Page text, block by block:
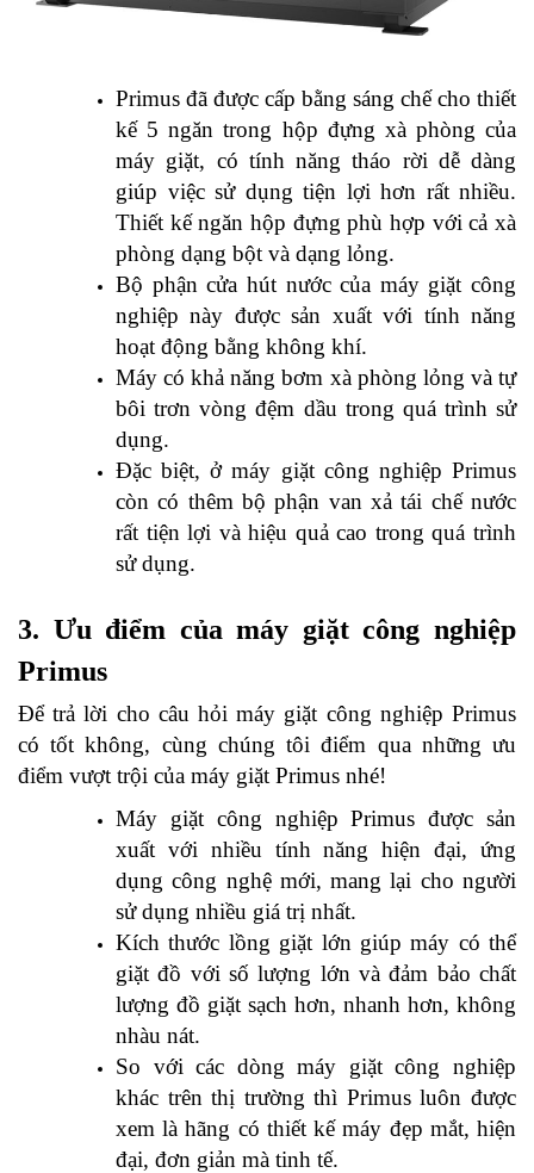
Primus đã được cấp bằng sáng chế cho thiết
kế 5 ngăn trong hộp đựng xà phòng của
máy giặt, có tính năng tháo rời dễ dàng
giúp việc sử dụng tiện lợi hơn rất nhiều.
Thiết kế ngăn hộp đựng phù hợp với cả xà
phòng dạng bột và dạng lỏng.
Bộ phận cửa hút nước của máy giặt công
nghiệp này được sản xuất với tính năng
hoạt động bằng không khí.
Máy có khả năng bơm xà phòng lỏng và tự
bôi trơn vòng đệm dầu trong quá trình sử
dụng.
Đặc biệt, ở máy giặt công nghiệp Primus
còn có thêm bộ phận van xả tái chế nước
rất tiện lợi và hiệu quả cao trong quá trình
sử dụng.
3. Ưu điểm củamáy giặt công nghiệp
Primus
Để trả lời cho câu hỏi máy giặt công nghiệp Primus
có tốt không, cùng chúng tôi điểm qua những ưu
điểm vượt trội của máy giặt Primus nhé!
Máy giặt công nghiệp Primus được sản
xuất với nhiều tính năng hiện đại, ứng
dụng công nghệ mới, mang lại cho người
sử dụng nhiều giá trị nhất.
Kích thước lồng giặt lớn giúp máy có thể
giặt đồ với số lượng lớn và đảm bảo chất
lượng đồ giặt sạch hơn, nhanh hơn, không
nhàu nát.
So với các dòng máy giặt công nghiệp
khác trên thị trường thì Primus luôn được
xem là hãng có thiết kế máy đẹp mắt, hiện
đại, đơn giản mà tinh tế.